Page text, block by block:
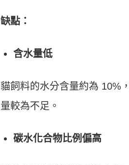
缺點：
含水量低
貓飼料的水分含量約為 10%
量較為不足。
碳水化合物比例偏高